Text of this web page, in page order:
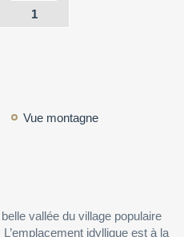
1
Vue montagne
vallée du village populaire
idyllique est à la